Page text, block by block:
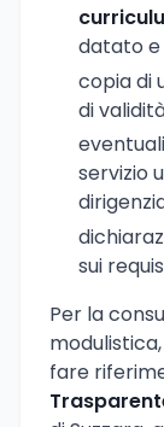
datato
copia di
di
servizio
sui
Per la
fare